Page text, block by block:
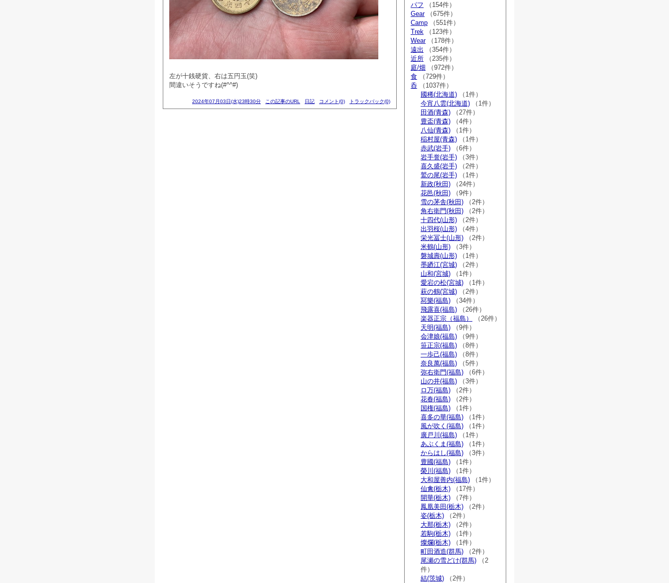
左が十銭硬貨、右は五円玉(笑)
間違いそうですね(#^^#)
2024年07月03日(水)23時30分 この記事のURL 日記 コメント(0) トラックバック(0)
パフ （154件）
Gear（675件）
Camp （551件）
Trek （123件）
Wear（178件）
遠出
（354件）
近所 （235件）
庭/畑 （972件）
食 （729件）
呑 （1037件）
國稀(北海道) （1件）
今宵八雲(北海道) （1件）
田酒(青森) （27件）
豊盃(青森) （4件）
八仙(青森) （1件）
稲村屋(青森) （1件）
赤武(岩手) （6件）
岩手誉(岩手) （3件）
喜久盛(岩手) （2件）
鷲の尾(岩手) （1件）
新政(秋田) （24件）
花邑(秋田) （9件）
雪の茅舎(秋田) （2件）
角右衛門(秋田) （2件）
十四代(山形) （2件）
出羽桜(山形) （4件）
栄光冨士(山形) （2件）
米鶴(山形) （3件）
磐城壽(山形) （1件）
墨廼江(宮城) （2件）
山和(宮城) （1件）
愛宕の松(宮城) （1件）
萩の鶴(宮城) （2件）
冩樂(福島) （34件）
飛露喜(福島) （26件）
楽器正宗（福島）
（26件）
天明(福島) （9件）
会津娘(福島) （9件）
笹正宗(福島) （8件）
一歩己(福島) （8件）
奈良萬(福島) （5件）
弥右衛門(福島) （6件）
山の井(福島) （3件）
ロ万(福島) （2件）
花春(福島) （2件）
国権(福島) （1件）
喜多の華(福島) （1件）
風が吹く(福島) （1件）
廣戸川(福島) （1件）
あぶくま(福島) （1件）
からはし(福島) （3件）
豊國(福島) （1件）
榮川(福島) （1件）
大和屋善内(福島) （1件）
仙禽(栃木) （17件）
開華(栃木) （7件）
鳳凰美田(栃木) （2件）
姿(栃木) （2件）
大那(栃木) （2件）
若駒(栃木) （1件）
燦爛(栃木) （1件）
町田酒造(群馬) （2件）
尾瀬の雪どけ(群馬) （2
件）
結(茨城) （2件）